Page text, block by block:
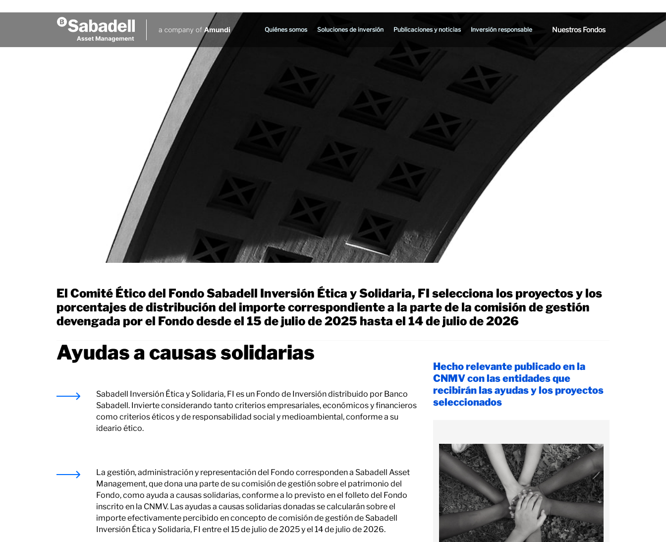
Quiénes somos Soluciones de inversión Publicaciones y noticias Inversión responsable Nuestros Fondos
El Comité Ético del Fondo Sabadell Inversión Ética y Solidaria, FI selecciona los proyectos y los
porcentajes de distribución del importe correspondiente a la parte de la comisión de gestión
devengada por el Fondo desde el 15 de julio de 2025 hasta el 14 de julio de 2026
Ayudas a causas solidarias
Sabadell Inversión Ética y Solidaria, FI es un Fondo de Inversión distribuido por Banco
Sabadell. Invierte considerando tanto criterios empresariales, económicos y financieros
como criterios éticos y de responsabilidad social y medioambiental, conforme a su
ideario ético.
La gestión, administración y representación del Fondo corresponden a Sabadell Asset
Management, que dona una parte de su comisión de gestión sobre el patrimonio del
Fondo, como ayuda a causas solidarias, conforme a lo previsto en el folleto del Fondo
inscrito en la CNMV. Las ayudas a causas solidarias donadas se calcularán sobre el
importe efectivamente percibido en concepto de comisión de gestión de Sabadell
Inversión Ética y Solidaria, FI entre el 15 de julio de 2025 y el 14 de julio de 2026.
Hecho relevante publicado en la
CNMV con las entidades que
recibirán las ayudas y los proyectos
seleccionados